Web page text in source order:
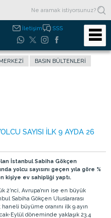
İletişim SSS
BASIN BÜLTENLERI
SAYISI İLK 9 AYDA 26
İstanbul Sabiha Gökçen
yolcu sayısını geçen yıla göre %
kişiye ev sahipliği yaptı.
2’nci, Avrupa’nın ise en büyük
Sabiha Gökçen Uluslararası
haneli büyüme oranını ilk 9 ayın
Eylül döneminde yaklaşık 23.4